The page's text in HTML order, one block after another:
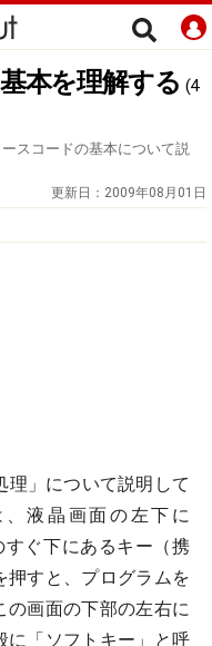
本を理解する (4
スコードの基本について説
更新日： 2009年08月01日
」について説明して
液晶画面の左下に
すぐ下にあるキー（携
押すと、プログラムを
の画面の下部の左右に
に「ソフトキー」と呼